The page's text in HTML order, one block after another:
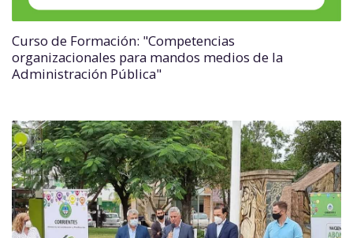
Curso de Formación: "Competencias
organizacionales para mandos medios de la
Administración Pública"